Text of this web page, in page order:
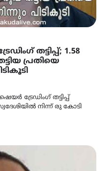
തട്ടിപ്പ്; 1.58
പ്രതിയെ
ട്രേഡിംഗ് തട്ടിപ്പ്
നിന്ന് രു കോടി